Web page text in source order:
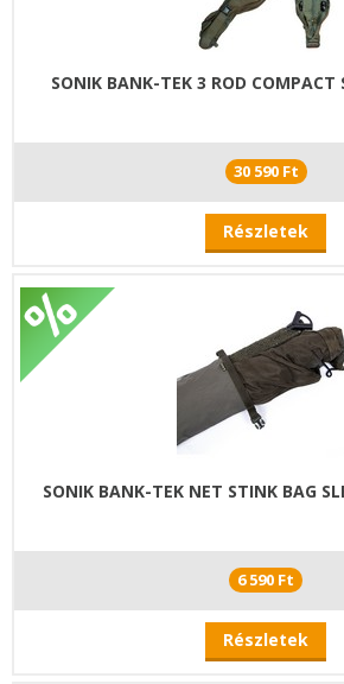
SONIK BANK-TEK 3 ROD COMPACT
30 590 Ft
Részletek
SONIK BANK-TEK NET STINK BAG
6 590 Ft
Részletek